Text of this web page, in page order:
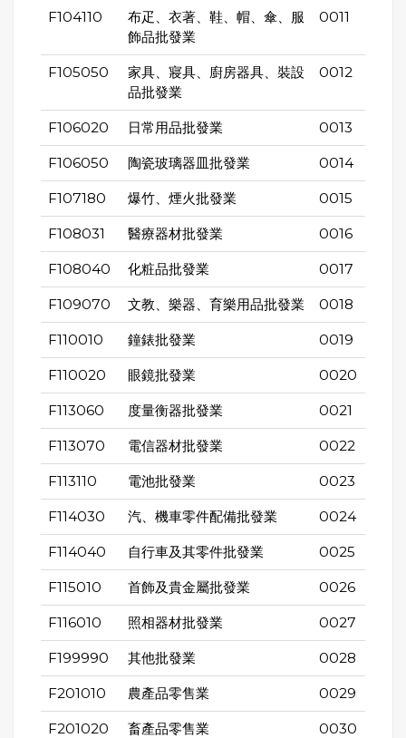
F104110
布疋、衣著、鞋、帽、傘、服
飾品批發業
0011
F105050
家具、寢具、廚房器具、裝設
品批發業
0012
F106020 日常用品批發業 0013
F106050 陶瓷玻璃器皿批發業 0014
F107180 爆竹、煙火批發業 0015
F108031 醫療器材批發業 0016
F108040 化粧品批發業 0017
F109070 文教、樂器、育樂用品批發業 0018
F110010 鐘錶批發業 0019
F110020 眼鏡批發業 0020
F113060 度量衡器批發業 0021
F113070 電信器材批發業 0022
F113110 電池批發業 0023
F114030 汽、機車零件配備批發業 0024
F114040 自行車及其零件批發業 0025
F115010 首飾及貴金屬批發業 0026
F116010 照相器材批發業 0027
F199990 其他批發業 0028
F201010 農產品零售業 0029
F201020 畜產品零售業 0030